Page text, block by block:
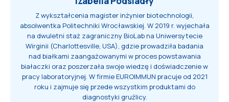
Z wykształcenia magister inżynier biotechnologii,
absolwentka Politechniki Wrocławskiej. W 2019 r. wyjechała
na dwuletni staż zagraniczny BioLab na Uniwersytecie
Wirginii (Charlottesville, USA), gdzie prowadziła badania
nad białkami zaangażowanymi w proces powstawania
białaczki oraz poszerzała swoje wiedzę i doświadczenie w
pracy laboratoryjnej. W firmie EUROIMMUN pracuje od 2021
roku i zajmuje się przede wszystkim produktami do
diagnostyki gruźlicy.